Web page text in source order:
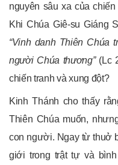
nguyên sâu xa của
Khi Chúa Giê-su Giáng
“Vinh danh Thiên Chúa
người Chúa thương”(Lc
chiến tranh và xung đột?
Kinh Thánh cho thấy
Thiên Chúa muốn,
con người. Ngay từ thuở
giới trong trật tự và